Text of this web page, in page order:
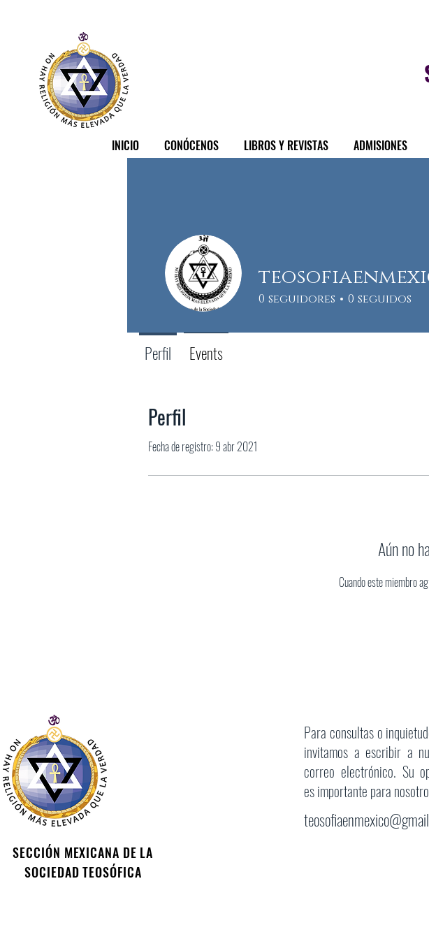
INICIO CONÓCENOS LIBROS Y REVISTAS ADMISIONES
Perfil
Fecha de registro: 9 abr 2021
Aún no
Cuando este miembro
0 seguidores 0 seguidos
Perfil Events
SECCIÓN MEXICANA DE LA
SOCIEDAD TEOSÓFICA
Para consultas o
invitamos a escribir a
correo electrónico. Su
es importante para